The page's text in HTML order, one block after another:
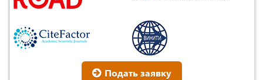
Подать заявку